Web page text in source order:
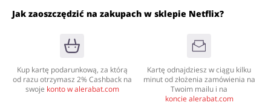
Zarejestruj się
Jak zaoszczędzić na zakupach w sklepie Netflix?
Kup kartę podarunkową, za którą
od razu otrzymasz 2% Cashback na
swoje konto w alerabat.com
Kartę odnajdziesz w ciągu kilku
minut od złożenia zamówienia na
Twoim mailu i na
koncie alerabat.com